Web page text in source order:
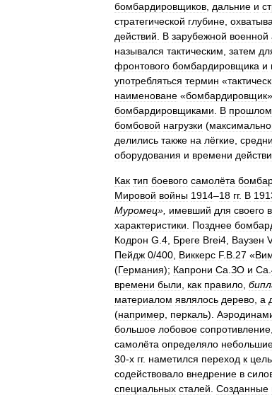
бомбардировщиков дальние и
стратегической глубине
действий
В зарубежной военной
назывался тактическим затем
фронтового бомбардировщика и
употребляться термин «
наименоване «бомбардировщик»
бомбардировщиками
В прошлом
бомбовой нагрузки (
делились также на лёгкие
оборудования и времени
Как тип боевого самолёта
Мировой войны 1914–18 гг. В
Муромец», имевший для своего
характеристики
Позднее
Кодрон G 4 Бреге Brei4 Ваузен
Пейдж 0/400 Виккерс F. B 27 «
(Германия); Капрони Са ЗО и Са
времени были как правило
материалом являлось дерево а
(например перкаль).
большое лобовое сопротивление
самолёта определяло
30-х гг. наметился переход к
содействовало внедрение в
специальных сталей Созданные